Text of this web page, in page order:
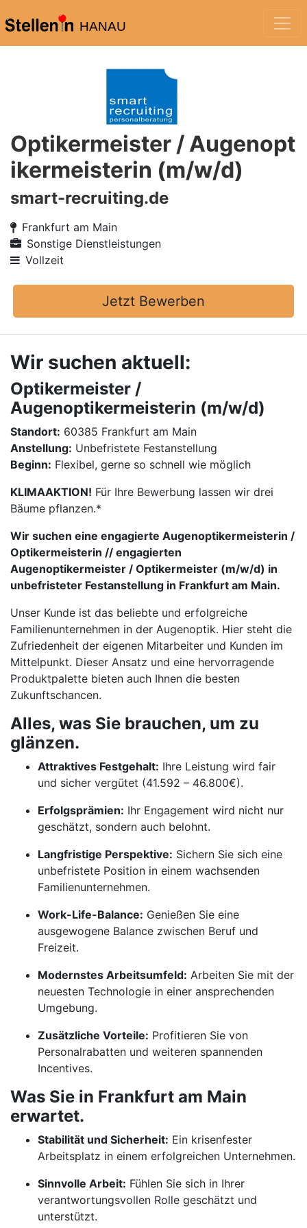
HANAU
Optikermeister / Augenopt
ikermeisterin (m/w/d)
smart-recruiting.de
Frankfurt am Main
Sonstige Dienstleistungen
Vollzeit
Jetzt Bewerben
Wir suchen aktuell:
Optikermeister /
Augenoptikermeisterin (m/w/d)
Standort: 60385 Frankfurt am Main
Anstellung: Unbefristete Festanstellung
Beginn: Flexibel, gerne so schnell wie möglich
KLIMAAKTION! Für Ihre Bewerbung lassen wir drei
Bäume pflanzen.*
Wir suchen eine engagierte Augenoptikermeisterin /
Optikermeisterin // engagierten
Augenoptikermeister / Optikermeister (m/w/d) in
unbefristeter Festanstellung in Frankfurt am Main.
Unser Kunde ist das beliebte und erfolgreiche
Familienunternehmen in der Augenoptik. Hier steht die
Zufriedenheit der eigenen Mitarbeiter und Kunden im
Mittelpunkt. Dieser Ansatz und eine hervorragende
Produktpalette bieten auch Ihnen die besten
Zukunftschancen.
Alles, was Sie brauchen, um zu
glänzen.
Attraktives Festgehalt: Ihre Leistung wird fair
und sicher vergütet (41.592 – 46.800€).
Erfolgsprämien: Ihr Engagement wird nicht nur
geschätzt, sondern auch belohnt.
Langfristige Perspektive: Sichern Sie sich eine
unbefristete Position in einem wachsenden
Familienunternehmen.
Work-Life-Balance: Genießen Sie eine
ausgewogene Balance zwischen Beruf und
Freizeit.
Modernstes Arbeitsumfeld: Arbeiten Sie mit der
neuesten Technologie in einer ansprechenden
Umgebung.
Zusätzliche Vorteile: Profitieren Sie von
Personalrabatten und weiteren spannenden
Incentives.
Was Sie in Frankfurt am Main
erwartet.
Stabilität und Sicherheit: Ein krisenfester
Arbeitsplatz in einem erfolgreichen Unternehmen.
Sinnvolle Arbeit: Fühlen Sie sich in Ihrer
verantwortungsvollen Rolle geschätzt und
unterstützt.